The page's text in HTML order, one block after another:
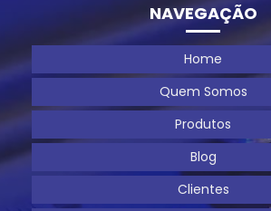
NAVEGAÇÃO
Home
Quem Somos
Produtos
Blog
Clientes